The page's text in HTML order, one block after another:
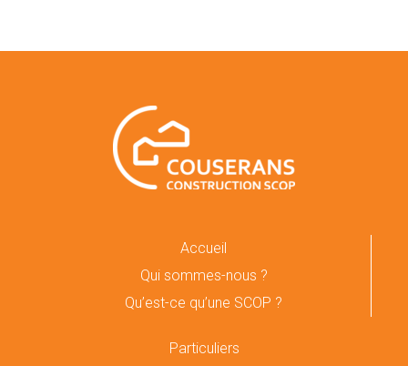
Accueil
Qui sommes-nous ?
Qu’est-ce qu’une SCOP ?
Particuliers